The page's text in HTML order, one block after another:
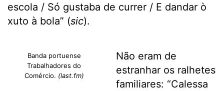
escola / Só gustaba de currer / E dandar ò
xuto à bola” (sic).
Banda portuense
Trabalhadores do
Comércio. (last.fm)
Não eram de
estranhar os ralhetes
familiares: “Calessa